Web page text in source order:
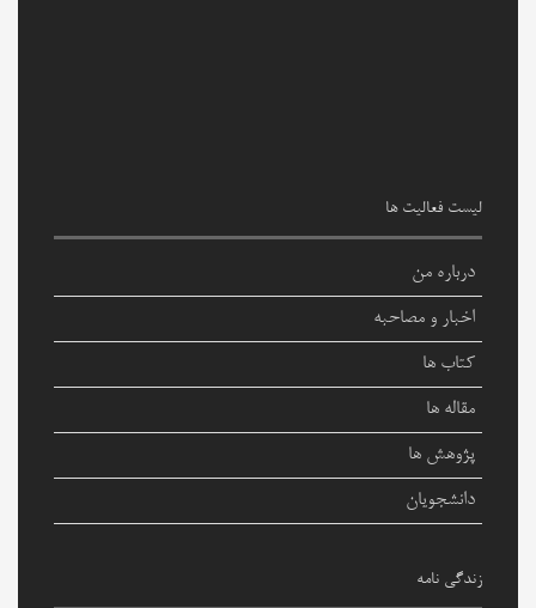
لیست فعالیت ها
درباره من
اخبار و مصاحبه
کتاب ها
مقاله ها
پژوهش ها
دانشجویان
زندگی نامه